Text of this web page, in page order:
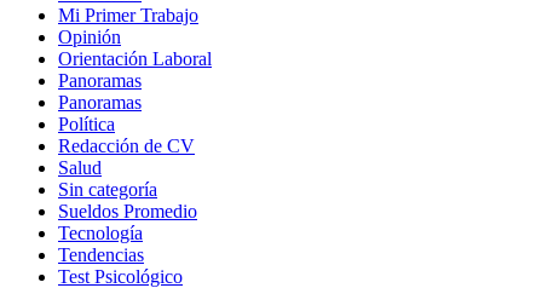
Mi Primer Trabajo
Opinión
Orientación Laboral
Panoramas
Panoramas
Política
Redacción de CV
Salud
Sin categoría
Sueldos Promedio
Tecnología
Tendencias
Test Psicológico